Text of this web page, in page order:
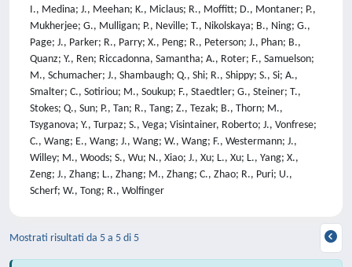
I., Medina; J., Meehan; K., Miclaus; R., Moffitt; D., Montaner; P.,
Mukherjee; G., Mulligan; P., Neville; T., Nikolskaya; B., Ning; G.,
Page; J., Parker; R., Parry; X., Peng; R., Peterson; J., Phan; B.,
Quanz; Y., Ren; Riccadonna, Samantha; A., Roter; F., Samuelson;
M., Schumacher; J., Shambaugh; Q., Shi; R., Shippy; S., Si; A.,
Smalter; C., Sotiriou; M., Soukup; F., Staedtler; G., Steiner; T.,
Stokes; Q., Sun; P., Tan; R., Tang; Z., Tezak; B., Thorn; M.,
Tsyganova; Y., Turpaz; S., Vega; Visintainer, Roberto; J., Vonfrese;
C., Wang; E., Wang; J., Wang; W., Wang; F., Westermann; J.,
Willey; M., Woods; S., Wu; N., Xiao; J., Xu; L., Xu; L., Yang; X.,
Zeng; J., Zhang; L., Zhang; M., Zhang; C., Zhao; R., Puri; U.,
Scherf; W., Tong; R., Wolfinger
Mostrati risultati da 5 a 5 di 5